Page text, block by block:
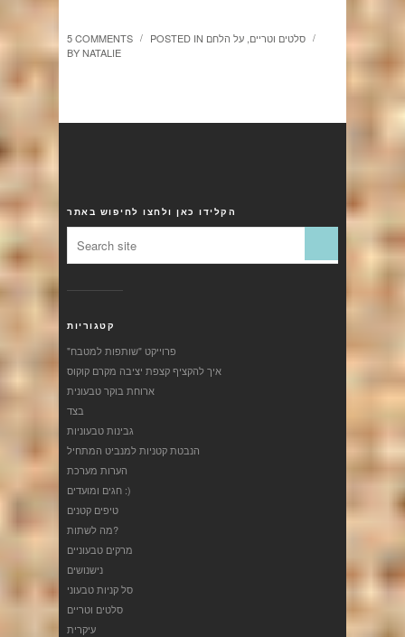
5 COMMENTS / POSTED IN סלטים וטריים על הלחם /
BYNATALIE
הקלידו כאן ולחצו לחיפוש באתר
קטגוריות
"פרוייקט "שותפות למטבח
איך להקציף קצפת יציבה מקרם קוקוס
ארוחת בוקר טבעונית
בצד
גבינות טבעוניות
הנבטת קטניות למנביט המתחיל
הערות מערכת
חגים ומועדים :)
טיפים קטנים
מה לשתות?
מרקים טבעוניים
נישנושים
סל קניות טבעוני
סלטים וטריים
עיקרית